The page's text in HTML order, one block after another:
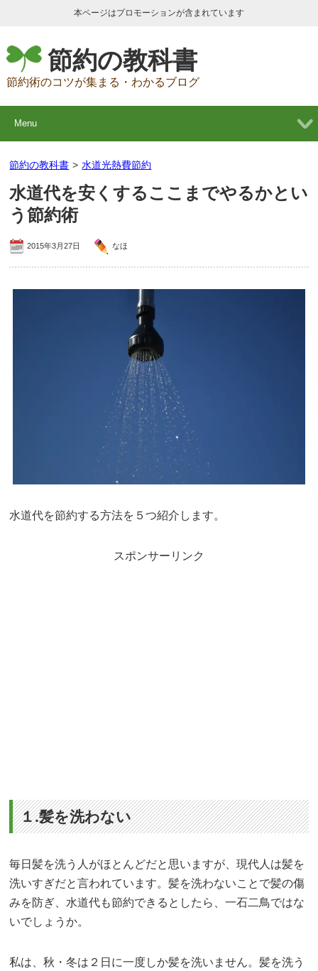
本ページはプロモーションが含まれています
節約の教科書
節約術のコツが集まる・わかるブログ
Menu
節約の教科書 > 水道光熱費節約
水道代を安くするここまでやるかとい
う節約術
2015年3月27日 なほ
水道代を節約する方法を５つ紹介します。
スポンサーリンク
１.髪を洗わない
毎日髪を洗う人がほとんどだと思いますが、現代人は髪を
洗いすぎだと言われています。髪を洗わないことで髪の傷
みを防ぎ、水道代も節約できるとしたら、一石二鳥ではな
いでしょうか。
私は、秋・冬は２日に一度しか髪を洗いません。髪を洗う